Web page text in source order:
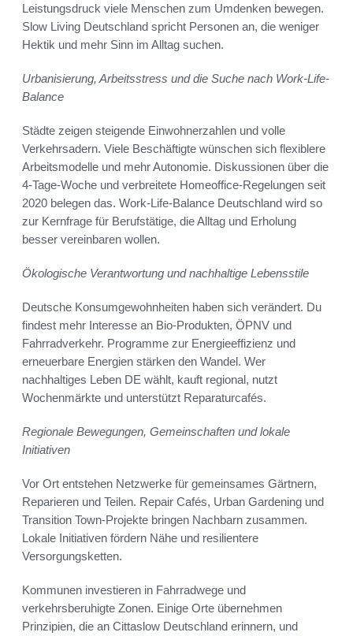
Leistungsdruck viele Menschen zum Umdenken bewegen.
Slow Living Deutschland spricht Personen an, die weniger
Hektik und mehr Sinn im Alltag suchen.
Urbanisierung, Arbeitsstress und die Suche nach Work-Life-
Balance
Städte zeigen steigende Einwohnerzahlen und volle
Verkehrsadern. Viele Beschäftigte wünschen sich flexiblere
Arbeitsmodelle und mehr Autonomie. Diskussionen über die
4-Tage-Woche und verbreitete Homeoffice-Regelungen seit
2020 belegen das. Work-Life-Balance Deutschland wird so
zur Kernfrage für Berufstätige, die Alltag und Erholung
besser vereinbaren wollen.
Ökologische Verantwortung und nachhaltige Lebensstile
Deutsche Konsumgewohnheiten haben sich verändert. Du
findest mehr Interesse an Bio-Produkten, ÖPNV und
Fahrradverkehr. Programme zur Energieeffizienz und
erneuerbare Energien stärken den Wandel. Wer
nachhaltiges Leben DE wählt, kauft regional, nutzt
Wochenmärkte und unterstützt Reparaturcafés.
Regionale Bewegungen, Gemeinschaften und lokale
Initiativen
Vor Ort entstehen Netzwerke für gemeinsames Gärtnern,
Reparieren und Teilen. Repair Cafés, Urban Gardening und
Transition Town-Projekte bringen Nachbarn zusammen.
Lokale Initiativen fördern Nähe und resilientere
Versorgungsketten.
Kommunen investieren in Fahrradwege und
verkehrsberuhigte Zonen. Einige Orte übernehmen
Prinzipien, die an Cittaslow Deutschland erinnern, und